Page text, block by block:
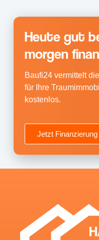
Heute gut
morgen
Baufi24 vermittelt
für Ihre
kostenlos.
Jetzt